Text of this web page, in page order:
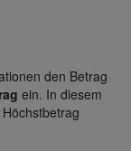
den Betrag
ein. In diesem